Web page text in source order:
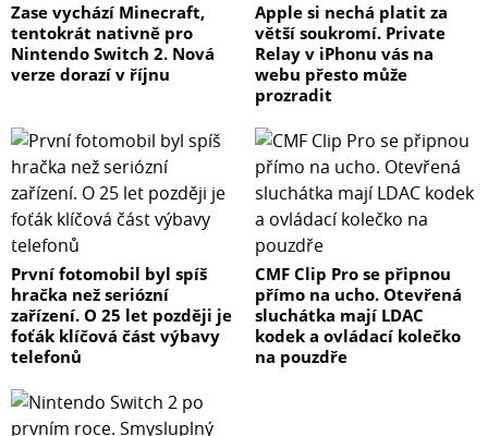
Zase vychází Minecraft,
tentokrát nativně pro
Nintendo Switch 2. Nová
verze dorazí v říjnu
Apple si nechá platit za
větší soukromí. Private
Relay v iPhonu vás na
webu přesto může
prozradit
První fotomobil byl spíš
hračka než seriózní
zařízení. O 25 let později je
foťák klíčová část výbavy
telefonů
CMF Clip Pro se připnou
přímo na ucho. Otevřená
sluchátka mají LDAC
kodek a ovládací kolečko
na pouzdře